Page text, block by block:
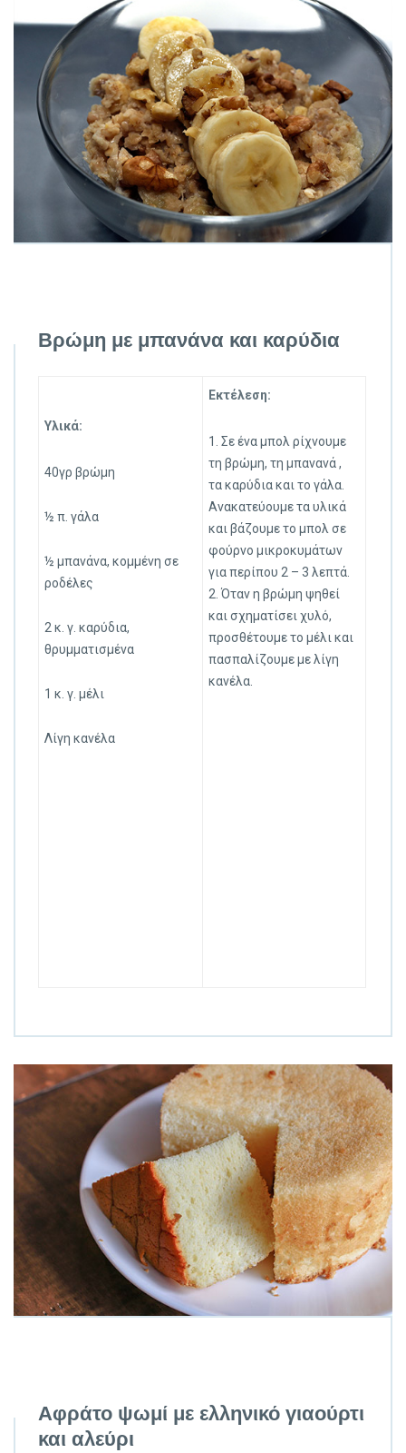
Βρώμη με μπανάνα και καρύδια
Υλικά:
40γρ βρώμη
½ π. γάλα
½ μπανάνα, κομμένη σε
ροδέλες
2 κ. γ. καρύδια,
θρυμματισμένα
1 κ. γ. μέλι
Λίγη κανέλα
Εκτέλεση:
1. Σε ένα μπολ ρίχνουμε
τη βρώμη, τη μπανανά ,
τα καρύδια και το γάλα.
Ανακατεύουμε τα υλικά
και βάζουμε το μπολ σε
φούρνο μικροκυμάτων
για περίπου 2 – 3 λεπτά.
2. Όταν η βρώμη ψηθεί
και σχηματίσει χυλό,
προσθέτουμε το μέλι και
πασπαλίζουμε με λίγη
κανέλα.
Αφράτο ψωμί με ελληνικό γιαούρτι
και αλεύρι